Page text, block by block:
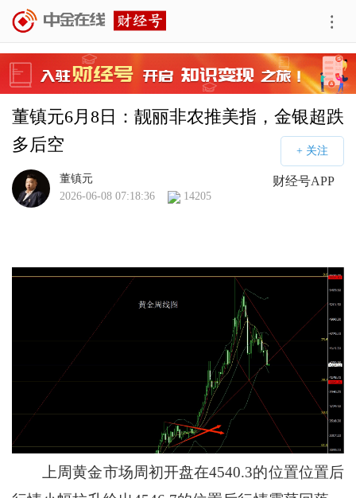
董镇元6月8日：靓丽非农推美指，金银超跌
多后空
财经号APP
董镇元
2026-06-08 07:18:36
14205
上周黄金市场周初开盘在4540.3的位置位置后